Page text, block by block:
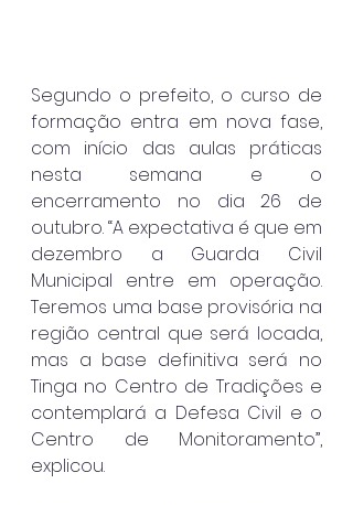
Segundo o prefeito, o curso de
formação entra em nova fase,
com início das aulas práticas
nesta semana e o
encerramento no dia 26 de
outubro. “A expectativa é que em
dezembro a Guarda Civil
Municipal entre em operação.
Teremos uma base provisória na
região central que será locada,
mas a base definitiva será no
Tinga no Centro de Tradições e
contemplará a Defesa Civil e o
Centro de Monitoramento”,
explicou.